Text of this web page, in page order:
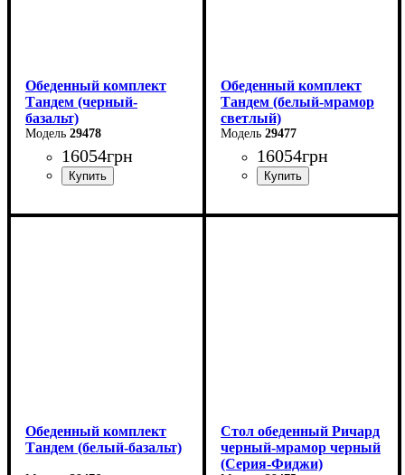
Обеденный комплект
Тандем (черный-
базальт)
29478
16054грн
Обеденный комплект
Тандем (белый-мрамор
светлый)
29477
16054грн
Обеденный комплект
Тандем (белый-базальт)
Стол обеденный Ричард
черный-мрамор черный
(Серия-Фиджи)